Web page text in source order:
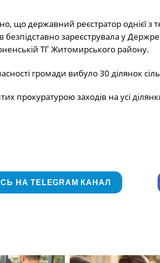
що державний реєстратор однієї з
зареєструвала у
ТГ Житомирського району.
громади вибуло 30 ділянок
прокуратурою заходів на усі
НА TELEGRAM КАНАЛ